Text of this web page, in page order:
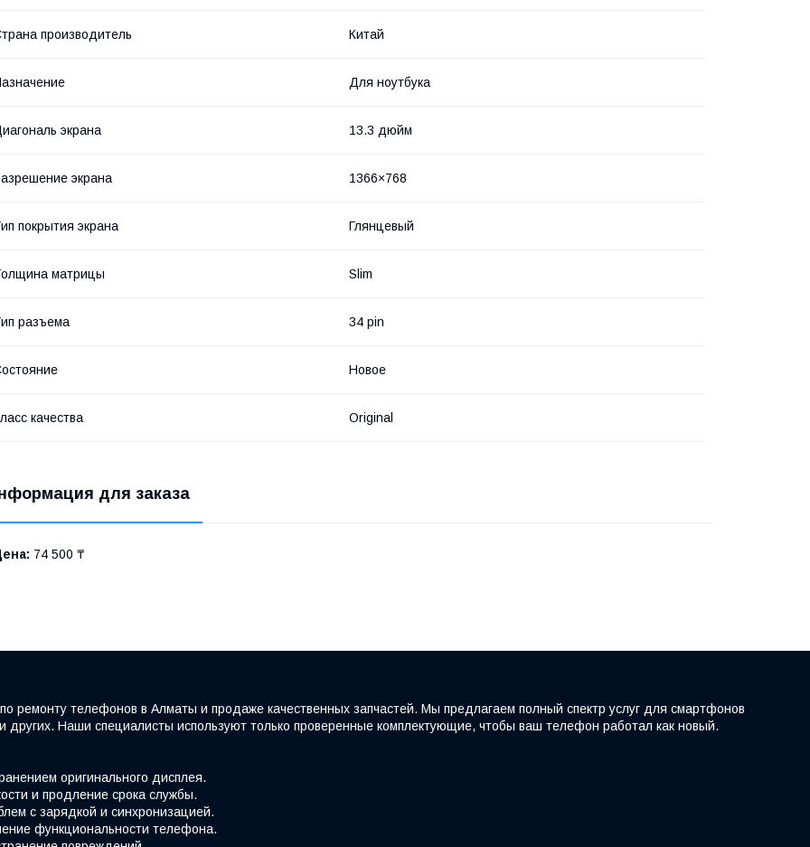
производитель Китай
Для ноутбука
экрана 13.3 дюйм
экрана 1366×768
покрытия экрана Глянцевый
матрицы Slim
разъема 34 pin
Новое
качества Original
для заказа
74 500 ₸
телефонов в Алматы и продаже качественных запчастей. Мы предлагаем полный спектр услуг для смартфонов
других. Наши специалисты используют только проверенные комплектующие, чтобы ваш телефон работал как новый.
оригинального дисплея.
и продление срока службы.
с зарядкой и синхронизацией.
функциональности телефона.